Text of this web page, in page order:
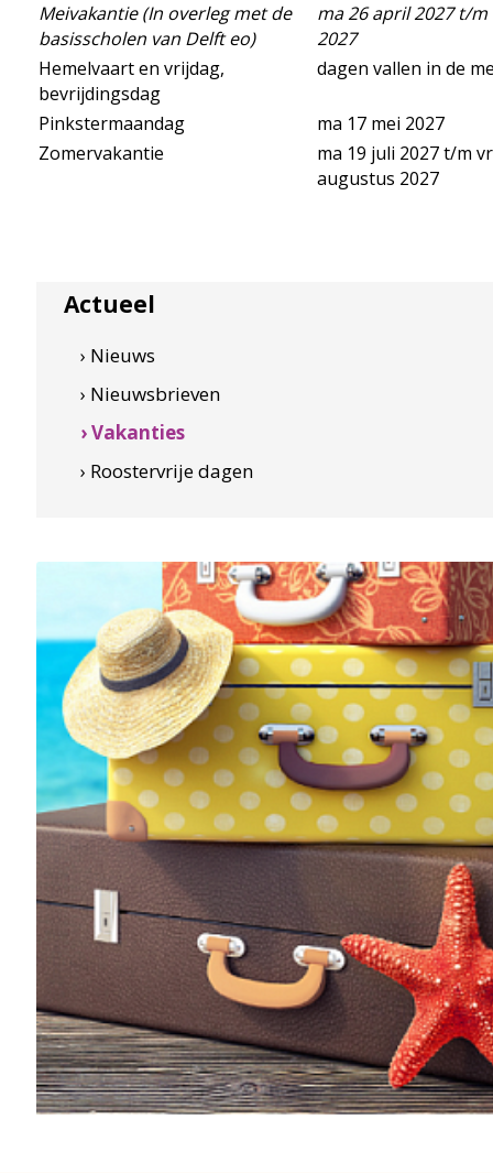
Meivakantie (In overleg met de
basisscholen van Delft eo)
ma 26 april 2027 t/m
2027
Hemelvaart en vrijdag,
bevrijdingsdag
dagen vallen in de
Pinkstermaandag
ma 17 mei 2027
Zomervakantie
ma 19 juli 2027 t/m
augustus 2027
Actueel
› Nieuws
› Nieuwsbrieven
› Vakanties
› Roostervrije dagen